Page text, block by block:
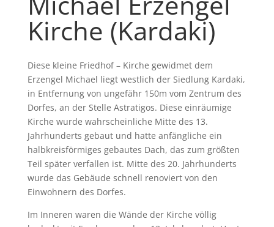
Kirche (Kardaki)
Diese kleine Friedhof – Kirche gewidmet dem
Erzengel Michael liegt westlich der Siedlung Kardaki,
in Entfernung von ungefähr 150m vom Zentrum des
Dorfes, an der Stelle Astratigos. Diese einräumige
Kirche wurde wahrscheinliche Mitte des 13.
Jahrhunderts gebaut und hatte anfängliche ein
halbkreisförmiges gebautes Dach, das zum größten
Teil später verfallen ist. Mitte des 20. Jahrhunderts
wurde das Gebäude schnell renoviert von den
Einwohnern des Dorfes.
Im Inneren waren die Wände der Kirche völlig